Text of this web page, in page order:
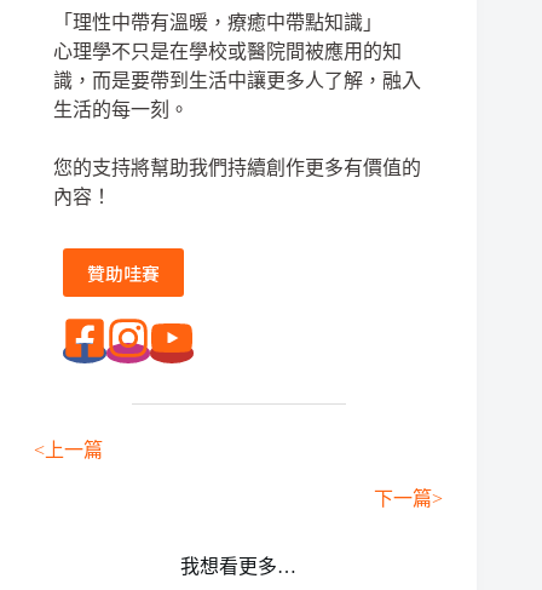
「理性中帶有溫暖，療癒中帶點知識」
心理學不只是在學校或醫院間被應用的知
識，而是要帶到生活中讓更多人了解，融入
生活的每一刻。
您的支持將幫助我們持續創作更多有價值的
內容！
贊助哇賽
<上一篇
下一篇>
我想看更多…